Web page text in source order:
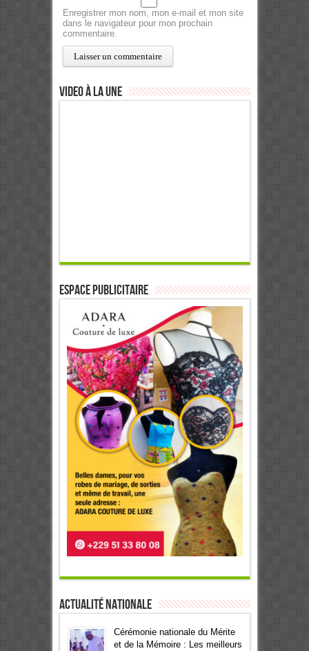
Enregistrer mon nom, mon e-mail et mon site
dans le navigateur pour mon prochain
commentaire.
Video à la Une
ESPACE PUBLICITAIRE
Actualité Nationale
Cérémonie nationale du Mérite
et de la Mémoire : Les meilleurs